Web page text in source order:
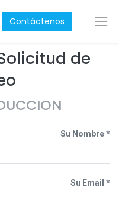
Contáctenos
de
Su Nombre
Su Email